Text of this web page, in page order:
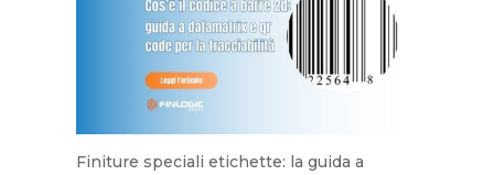
Finiture speciali etichette: la guida a